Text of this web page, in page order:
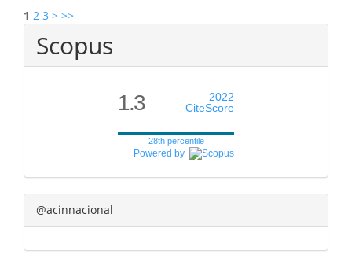
1 2 3 > >>
Scopus
1.3
2022
CiteScore
28th percentile
Powered by
@acinnacional